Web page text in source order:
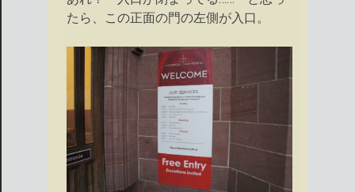
たら、この正面の門の左側が入口。